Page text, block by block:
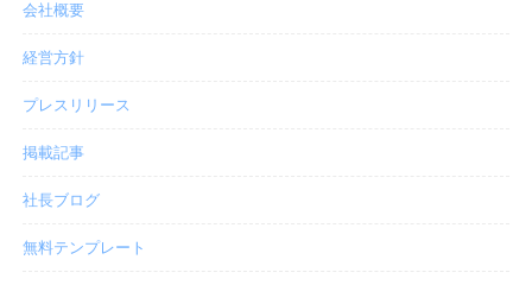
会社概要
経営方針
プレスリリース
掲載記事
社長ブログ
無料テンプレート